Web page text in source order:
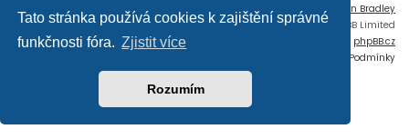
Tato stránka používá cookies k zajištění správné
funkčnosti fóra. Zjistit více
Rozumím
Flat Style by
Ian Bradley
Založeno naphpBB® Forum Software © phpBB Limited
phpBB.cz
Podmínky